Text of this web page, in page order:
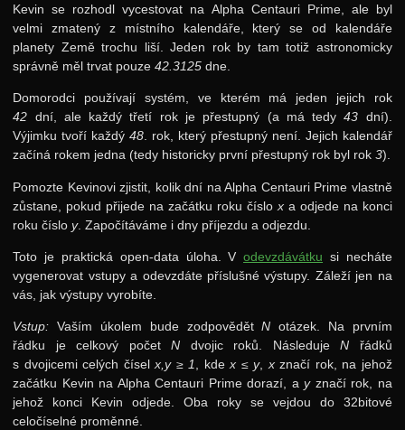
Kevin se rozhodl vycestovat na Alpha Centauri Prime, ale byl
velmi zmatený z místního kalendáře, který se od kalendáře
planety Země trochu liší. Jeden rok by tam totiž astronomicky
správně měl trvat pouze42.3125 dne.
Domorodci používají systém, ve kterém má jeden jejich rok
42 dní, ale každý třetí rok je přestupný (a má tedy43 dní).
Výjimku tvoří každý48 . rok, který přestupný není. Jejich kalendář
začíná rokem jedna (tedy historicky první přestupný rok byl rok3).
Pomozte Kevinovi zjistit, kolik dní na Alpha Centauri Prime vlastně
zůstane, pokud přijede na začátku roku číslo xa odjede na konci
roku čísloy. Započítáváme i dny příjezdu a odjezdu.
Toto je praktická open-data úloha. Vodevzdávátku si necháte
vygenerovat vstupy a odevzdáte příslušné výstupy. Záleží jen na
vás, jak výstupy vyrobíte.
Vstup: Vaším úkolem bude zodpovědětN otázek. Na prvním
řádku je celkový početN dvojic roků. NásledujeN řádků
s dvojicemi celých číselx,y ≥ 1, kdex ≤ y,xznačí rok, na jehož
začátku Kevin na Alpha Centauri Prime dorazí, ayznačí rok, na
jehož konci Kevin odjede. Oba roky se vejdou do 32bitové
celočíselné proměnné.
32. ročník: 19/20
31. ročník: 18/19
30. ročník: 17/18
29. ročník: 16/17
28. ročník: 15/16
27. ročník: 14/15
26. ročník: 13/14